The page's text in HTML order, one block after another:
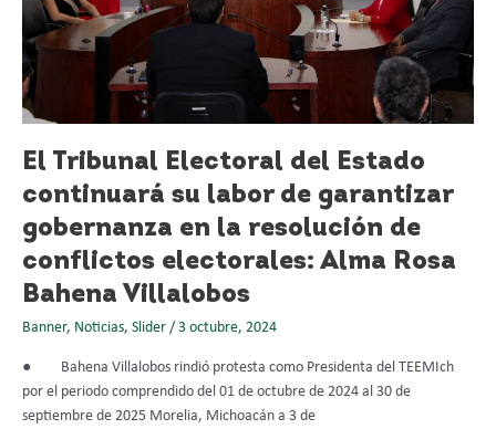
El Tribunal Electoral del Estado
continuará su labor de garantizar
gobernanza en la resolución de
conflictos electorales: Alma Rosa
Bahena Villalobos
Banner, Noticias, Slider / 3 octubre, 2024
● Bahena Villalobos rindió protesta como Presidenta del TEEMIch
por el periodo comprendido del 01 de octubre de 2024 al 30 de
septiembre de 2025 Morelia, Michoacán a 3 de
labor
de
garantizar
gobernanza
la
resolución
de
conflictos
electorales:
Rosa
Bahena